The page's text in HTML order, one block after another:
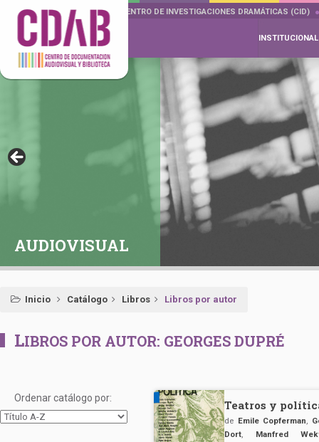
DOCUMENTA DRAMÁTICAS CENTRO DE INVESTIGACIONES DRAMÁTICAS (CID)
INSTITUCIONAL
AUDIOVISUAL
Inicio Catálogo Libros Libros por autor
LIBROS POR AUTOR: GEORGES DUPRÉ
Ordenar catálogo por: Teatros y
de Emile Copferman,
Dort, Manfred